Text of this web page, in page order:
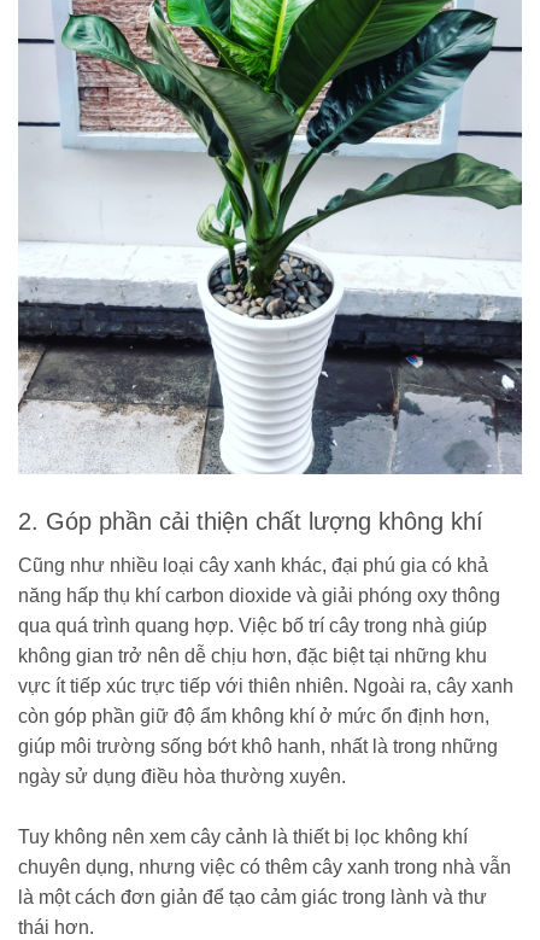
2. Góp phần cải thiện chất lượng không khí
Cũng như nhiều loại cây xanh khác, đại phú gia có khả
năng hấp thụ khí carbon dioxide và giải phóng oxy thông
qua quá trình quang hợp. Việc bố trí cây trong nhà giúp
không gian trở nên dễ chịu hơn, đặc biệt tại những khu
vực ít tiếp xúc trực tiếp với thiên nhiên. Ngoài ra, cây xanh
còn góp phần giữ độ ẩm không khí ở mức ổn định hơn,
giúp môi trường sống bớt khô hanh, nhất là trong những
ngày sử dụng điều hòa thường xuyên.
Tuy không nên xem cây cảnh là thiết bị lọc không khí
chuyên dụng, nhưng việc có thêm cây xanh trong nhà vẫn
là một cách đơn giản để tạo cảm giác trong lành và thư
thái hơn.